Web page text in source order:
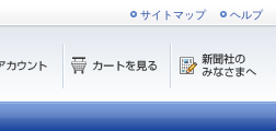
サイトマップ ヘルプ